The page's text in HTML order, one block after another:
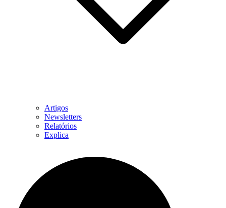
Artigos
Newsletters
Relatórios
Explica